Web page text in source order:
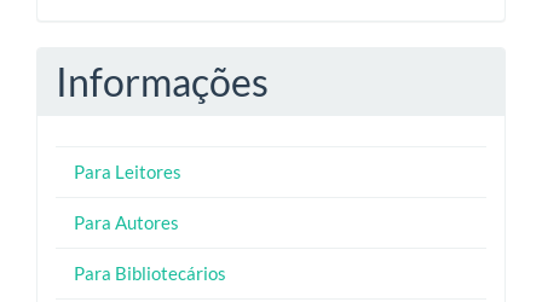
Informações
Para Leitores
Para Autores
Para Bibliotecários